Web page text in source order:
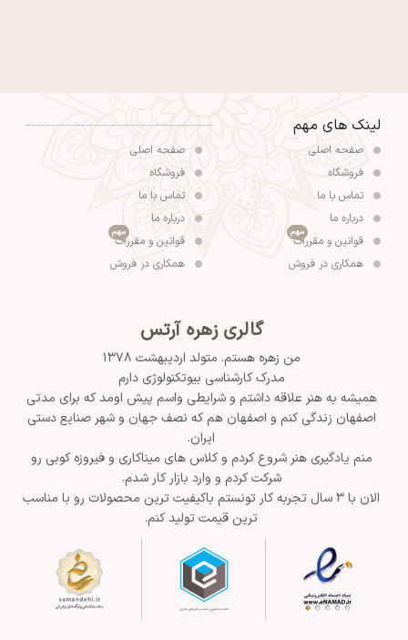
لینک های مهم
صفحه اصلی
فروشگاه
تماس با ما
درباره ما
قوانین و مقررات
مهم
همکاری در فروش
صفحه اصلی
فروشگاه
تماس با ما
درباره ما
قوانین و مقررات
مهم
همکاری در فروش
گالری زهره آرتس
من زهره هستم. متولد اردیبهشت ۱۳۷۸
مدرک کارشناسی بیوتکنولوژی دارم
همیشه به هنر علاقه داشتم و شرایطی واسم پیش اومد که برای مدتی
اصفهان زندگی کنم و اصفهان هم که نصف جهان و شهر صنایع دستی
ایران.
منم یادگیری هنر شروع کردم و کلاس های میناکاری و فیروزه کوبی رو
شرکت کردم و وارد بازار کار شدم.
الان با ۳ سال تجربه کار تونستم باکیفیت ترین محصولات رو با مناسب
ترین قیمت تولید کنم.